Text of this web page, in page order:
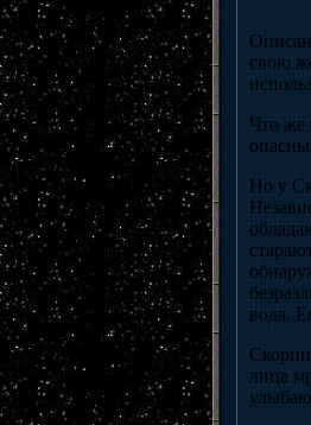
свою
Что же
Но у
вода.
лица